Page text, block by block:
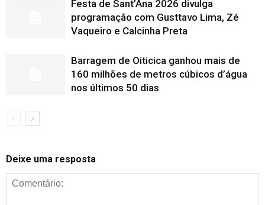
Festa de Sant’Ana 2026 divulga
programação com Gusttavo Lima, Zé
Vaqueiro e Calcinha Preta
Barragem de Oiticica ganhou mais de
160 milhões de metros cúbicos d’água
nos últimos 50 dias
Deixe uma resposta